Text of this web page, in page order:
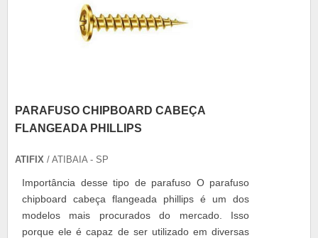
PARAFUSO CHIPBOARD CABEÇA
FLANGEADA PHILLIPS
ATIFIX / ATIBAIA - SP
Importância desse tipo de parafuso O parafuso
chipboard cabeça flangeada phillips é um dos
modelos mais procurados do mercado. Isso
porque ele é capaz de ser utilizado em diversas